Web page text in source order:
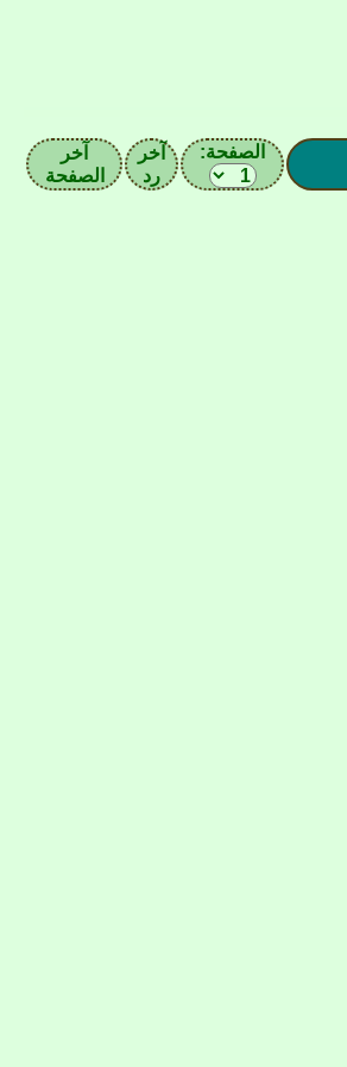
الصفحة:
آخر
رد
آخر
الصفحة